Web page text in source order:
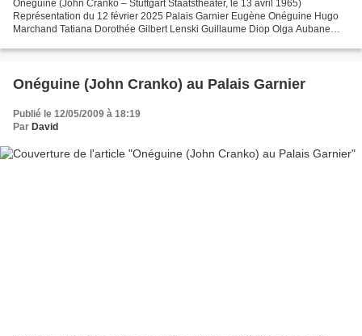
Onéguine (John Cranko – Stuttgart Staatstheater, le 13 avril 1965)
Représentation du 12 février 2025 Palais Garnier Eugène Onéguine Hugo
Marchand Tatiana Dorothée Gilbert Lenski Guillaume Diop Olga Aubane
Onéguine (John Cranko) au Palais Garnier
Publié le 12/05/2009 à 18:19
Par David